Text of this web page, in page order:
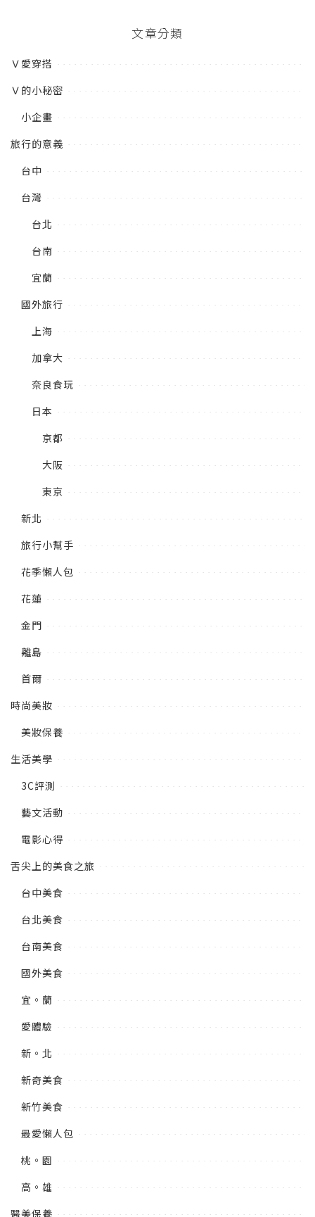
文章分類
Ｖ愛穿搭
Ｖ的小秘密
小企畫
旅行的意義
台中
台灣
台北
台南
宜蘭
國外旅行
上海
加拿大
奈良食玩
日本
京都
大阪
東京
新北
旅行小幫手
花季懶人包
花蓮
金門
離島
首爾
時尚美妝
美妝保養
生活美學
3C評測
藝文活動
電影心得
舌尖上的美食之旅
台中美食
台北美食
台南美食
國外美食
宜。蘭
愛體驗
新。北
新奇美食
新竹美食
最愛懶人包
桃。園
高。雄
醫美保養